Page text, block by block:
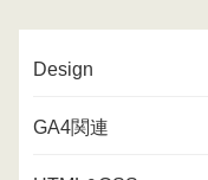
Design
GA4関連